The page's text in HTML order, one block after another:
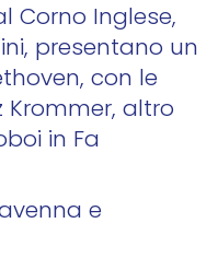
Corno Inglese,
presentano un
con le
Krommer, altro
in Fa
e